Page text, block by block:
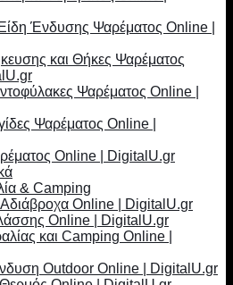
Ένδυσης Ψαρέματος Online |
και Θήκες Ψαρέματος
Ψαρέματος Online |
Ψαρέματος Online |
Online | DigitalU.gr
& Camping
Online | DigitalU.gr
Online | DigitalU.gr
και Camping Online |
Outdoor Online | DigitalU.gr